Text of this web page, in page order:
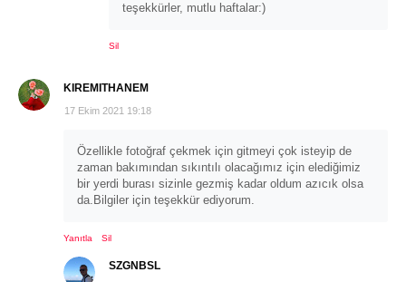
teşekkürler, mutlu haftalar:)
Sil
KIREMITHANEM
17 Ekim 2021 19:18
Özellikle fotoğraf çekmek için gitmeyi çok isteyip de
zaman bakımından sıkıntılı olacağımız için elediğimiz
bir yerdi burası sizinle gezmiş kadar oldum azıcık olsa
da.Bilgiler için teşekkür ediyorum.
Yanıtla Sil
SZGNBSL